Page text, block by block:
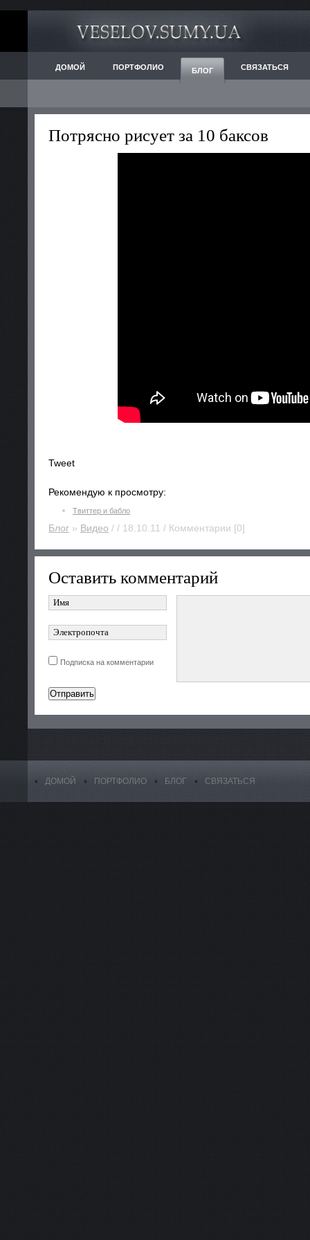
ДОМОЙ ПОРТФОЛИО БЛОГ СВЯЗАТЬСЯ
Потрясно рисует за 10 баксов
Tweet
Рекомендую к просмотру:
Твиттер и бабло
Блог » Видео / / 18.10.11 / Комментарии [0]
Оставить комментарий
Подписка на комментарии
ДОМОЙ ПОРТФОЛИО БЛОГ СВЯЗАТЬСЯ